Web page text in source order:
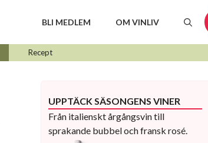
BLI MEDLEM OM VINLIV
Recept
UPPTÄCK SÄSONGENS VINER
Från italienskt årgångsvin till
sprakande bubbel och fransk rosé.